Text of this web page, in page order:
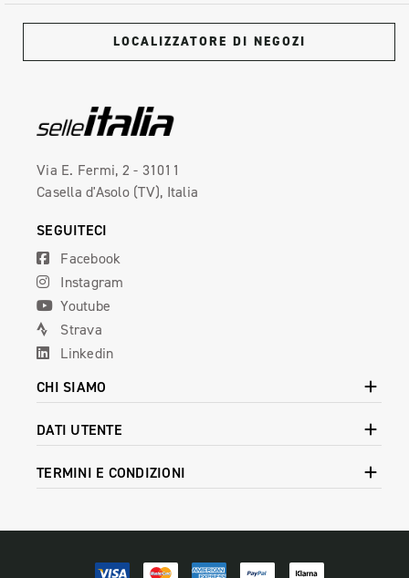
LOCALIZZATORE DI NEGOZI
Via E. Fermi, 2 - 31011
Casella d'Asolo (TV), Italia
SEGUITECI
Facebook
Instagram
Youtube
Strava
Linkedin
CHI SIAMO
DATI UTENTE
TERMINI E CONDIZIONI